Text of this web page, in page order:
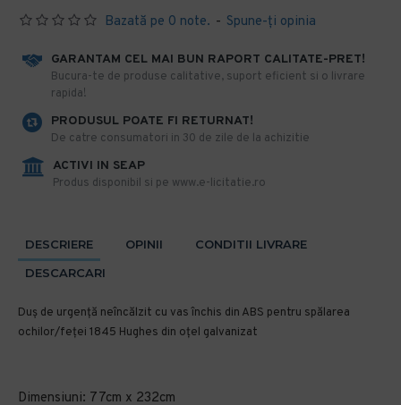
Bazată pe 0 note. - Spune-ţi opinia
GARANTAM CEL MAI BUN RAPORT CALITATE-PRET!
​Bucura-te de produse calitative, suport eficient si o livrare
rapida!
PRODUSUL POATE FI RETURNAT!
De catre consumatori in 30 de zile de la achizitie
ACTIVI IN SEAP
Produs disponibil si pe www.e-licitatie.ro
DESCRIERE OPINII
CONDITII LIVRARE
DESCARCARI
Duș de urgență neîncălzit cu vas închis din ABS pentru spălarea
ochilor/feței 1845 Hughes din oțel galvanizat
Dimensiuni: 77cm x 232cm